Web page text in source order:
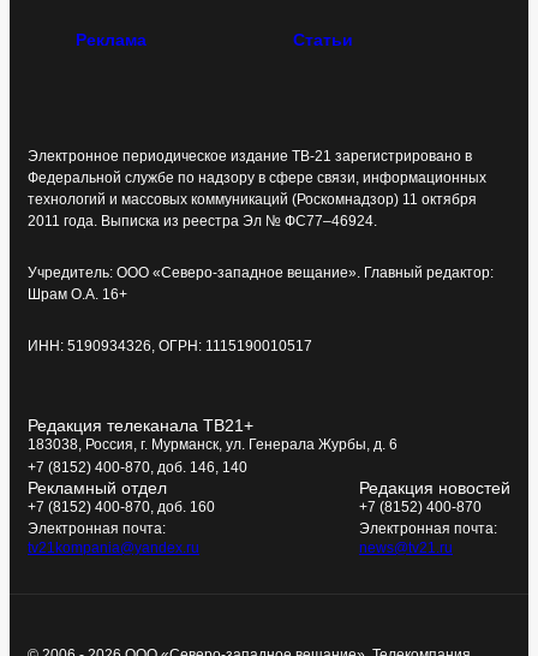
Реклама Статьи
Электронное периодическое издание ТВ-21 зарегистрировано в
Федеральной службе по надзору в сфере связи, информационных
технологий и массовых коммуникаций (Роскомнадзор) 11 октября
2011 года. Выписка из реестра Эл № ФС77–46924.
Учредитель: ООО «Северо-западное вещание». Главный редактор:
Шрам О.А. 16+
ИНН: 5190934326, ОГРН: 1115190010517
Редакция телеканала ТВ21+
183038, Россия, г. Мурманск, ул. Генерала Журбы, д. 6
+7 (8152) 400-870, доб. 146, 140
Рекламный отдел
+7 (8152) 400-870, доб. 160
Электронная почта:
tv21kompania@yandex.ru
Редакция новостей
+7 (8152) 400-870
Электронная почта:
news@tv21.ru